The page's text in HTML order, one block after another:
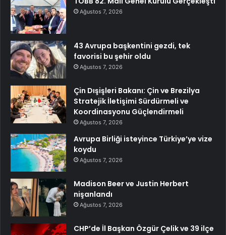
Ağustos 7, 2026
43 Avrupa başkentini gezdi, tek
favorisi bu şehir oldu
Ağustos 7, 2026
Çin Dışişleri Bakanı: Çin ve Brezilya
Stratejik İletişimi Sürdürmeli ve
Koordinasyonu Güçlendirmeli
Ağustos 7, 2026
Avrupa Birliği isteyince Türkiye’ye vize
koydu
Ağustos 7, 2026
Madison Beer ve Justin Herbert
nişanlandı
Ağustos 7, 2026
CHP’de İl Başkan Özgür Çelik ve 39 ilçe